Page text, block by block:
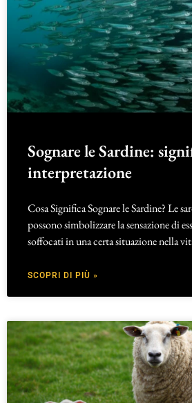
Sognare le Sardine:
interpretazione
Cosa Significa Sognare le Sardine? Le
possono simbolizzare la sensazione di
soffocati in una certa situazione nella
SCOPRI DI PIÙ »